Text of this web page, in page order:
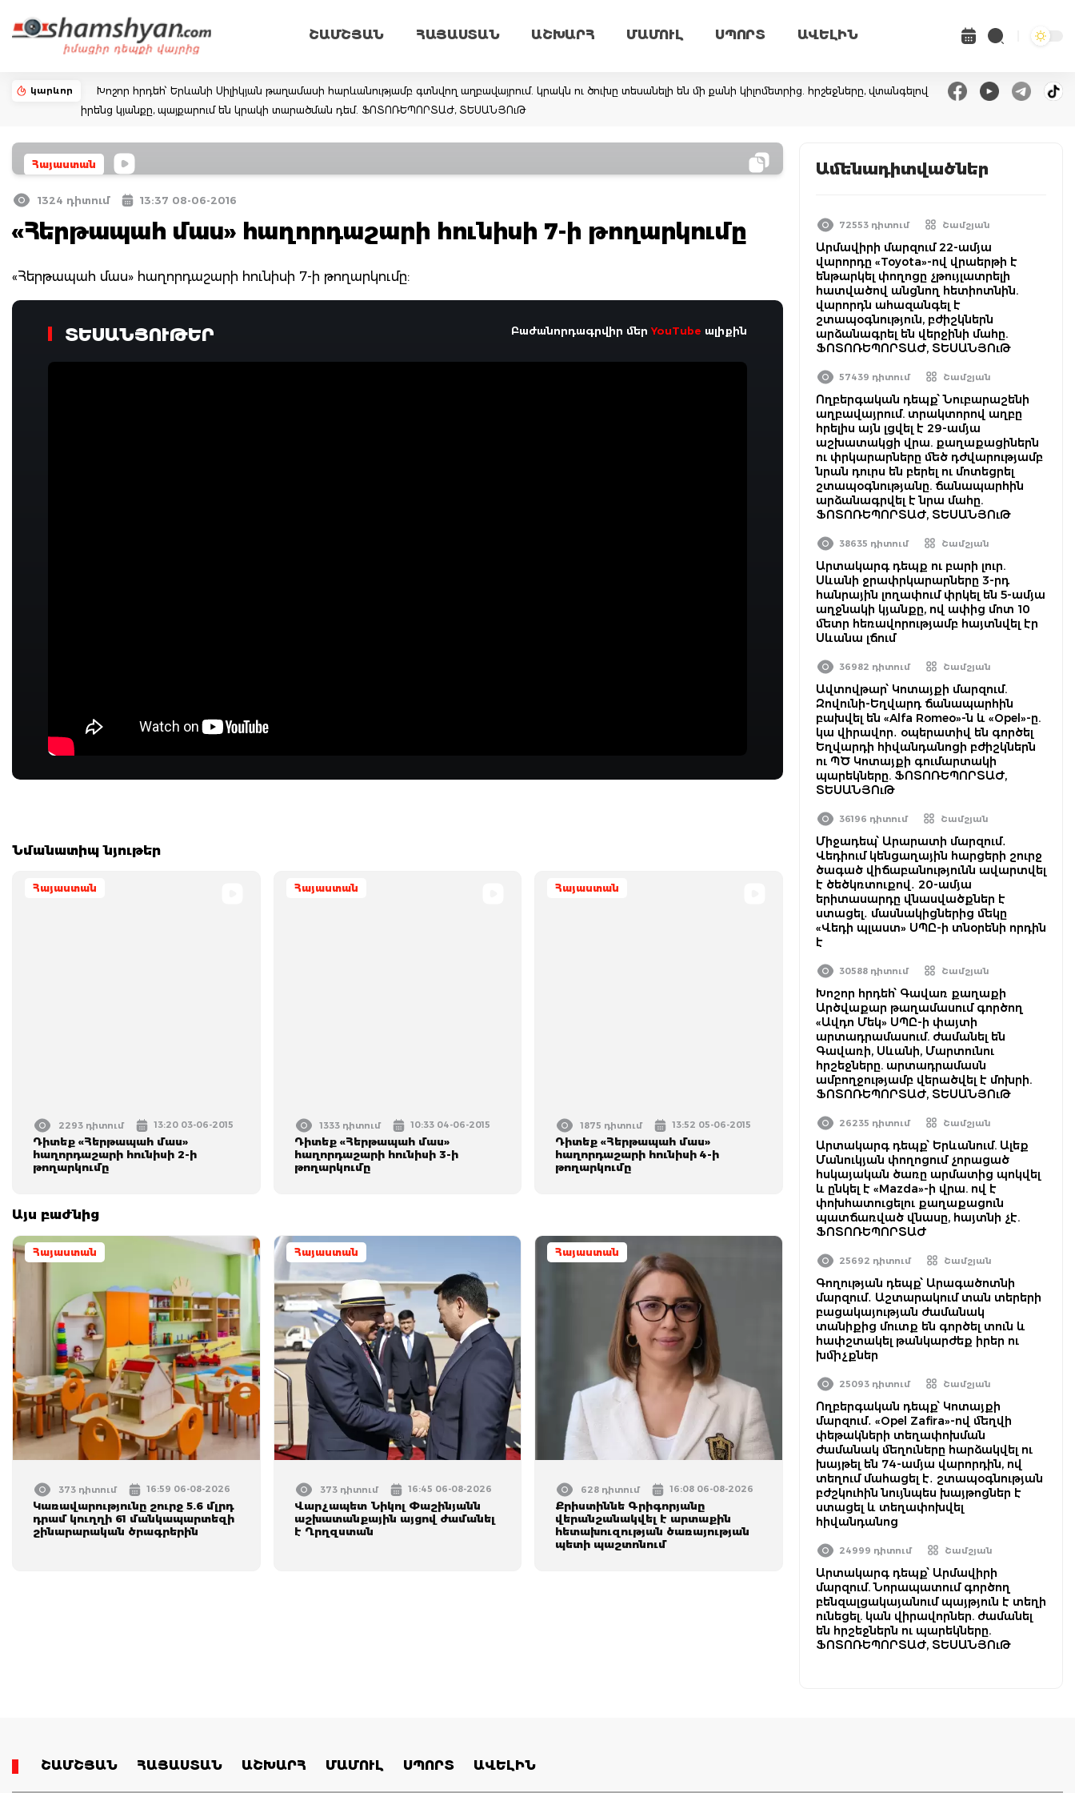
ՇԱՄՇՅԱՆ ՀԱՅԱՍՏԱՆ ԱՇԽԱՐՀ ՄԱՄՈՒԼ ՍՊՈՐՏ ԱՎԵԼԻՆ
կարևոր
Խոշոր հրդեհ՝ Երևանի Սիլիկյան թաղամասի հարևանությամբ գտնվող աղբավայրում. կրակն ու ծուխը տեսանելի են մի քանի կիլոմետրից. հրշեջները, վտանգելով
իրենց կյանքը, պայքարում են կրակի տարածման դեմ. ՖՈՏՈՌԵՊՈՐՏԱԺ, ՏԵՍԱՆՅՈւԹ
Հայաստան
1324 դիտում 13:37 08-06-2016
«Հերթապահ մաս» հաղորդաշարի հունիսի 7-ի թողարկումը
«Հերթապահ մաս» հաղորդաշարի հունիսի 7-ի թողարկումը:
ՏԵՍԱՆՅՈՒԹԵՐ Բաժանորդագրվիր մերYouTube ալիքին
Նմանատիպ նյութեր
Հայաստան
2293 դիտում 13:20 03-06-2015
Դիտեք «Հերթապահ մաս»
հաղորդաշարի հունիսի 2-ի
թողարկումը
Հայաստան
1333 դիտում 10:33 04-06-2015
Դիտեք «Հերթապահ մաս»
հաղորդաշարի հունիսի 3-ի
թողարկումը
Հայաստան
1875 դիտում 13:52 05-06-2015
Դիտեք «Հերթապահ մաս»
հաղորդաշարի հունիսի 4-ի
թողարկումը
Այս բաժնից
Հայաստան
373 դիտում 16:59 06-08-2026
Կառավարությունը շուրջ 5.6 մլրդ
դրամ կուղղի 61 մանկապարտեզի
շինարարական ծրագրերին
Հայաստան
373 դիտում 16:45 06-08-2026
Վարչապետ Նիկոլ Փաշինյանն
աշխատանքային այցով ժամանել
է Ղրղզստան
Հայաստան
628 դիտում 16:08 06-08-2026
Քրիստիննե Գրիգորյանը
վերանշանակվել է արտաքին
հետախուզության ծառայության
պետի պաշտոնում
Ամենադիտվածներ
72553 դիտում Շամշյան
Արմավիրի մարզում 22-ամյա
վարորդը «Toyota»-ով վրաերթի է
ենթարկել փողոցը չթույլատրելի
հատվածով անցնող հետիոտնին.
վարորդն ահազանգել է
շտապօգնություն, բժիշկներն
արձանագրել են վերջինի մահը.
ՖՈՏՈՌԵՊՈՐՏԱԺ, ՏԵՍԱՆՅՈւԹ
57439 դիտում Շամշյան
Ողբերգական դեպք՝ Նուբարաշենի
աղբավայրում. տրակտորով աղբը
հրելիս այն լցվել է 29-ամյա
աշխատակցի վրա. քաղաքացիներն
ու փրկարարները մեծ դժվարությամբ
նրան դուրս են բերել ու մոտեցրել
շտապօգնությանը. ճանապարհին
արձանագրվել է նրա մահը.
ՖՈՏՈՌԵՊՈՐՏԱԺ, ՏԵՍԱՆՅՈւԹ
38635 դիտում Շամշյան
Արտակարգ դեպք ու բարի լուր.
Սևանի ջրափրկարարները 3-րդ
հանրային լողափում փրկել են 5-ամյա
աղջնակի կյանքը, ով ափից մոտ 10
մետր հեռավորությամբ հայտնվել էր
Սևանա լճում
36982 դիտում Շամշյան
Ավտովթար՝ Կոտայքի մարզում.
Զովունի-Եղվարդ ճանապարհին
բախվել են «Alfa Romeo»-ն և «Opel»-ը.
կա վիրավոր․ օպերատիվ են գործել
Եղվարդի հիվանդանոցի բժիշկներն
ու ՊԾ Կոտայքի գումարտակի
պարեկները. ՖՈՏՈՌԵՊՈՐՏԱԺ,
ՏԵՍԱՆՅՈւԹ
36196 դիտում Շամշյան
Միջադեպ՝ Արարատի մարզում․
Վեդիում կենցաղային հարցերի շուրջ
ծագած վիճաբանությունն ավարտվել
է ծեծկռտուքով․ 20-ամյա
երիտասարդը վնասվածքներ է
ստացել․ մասնակիցներից մեկը
«Վեդի պլաստ» ՍՊԸ-ի տնօրենի որդին
է
30588 դիտում Շամշյան
Խոշոր հրդեհ՝ Գավառ քաղաքի
Արծվաքար թաղամասում գործող
«Ավդո Մեկ» ՍՊԸ-ի փայտի
արտադրամասում. ժամանել են
Գավառի, Սևանի, Մարտունու
հրշեջները. արտադրամասն
ամբողջությամբ վերածվել է մոխրի.
ՖՈՏՈՌԵՊՈՐՏԱԺ, ՏԵՍԱՆՅՈւԹ
26235 դիտում Շամշյան
Արտակարգ դեպք՝ Երևանում. Ալեք
Մանուկյան փողոցում չորացած
հսկայական ծառը արմատից պոկվել
և ընկել է «Mazda»-ի վրա. ով է
փոխհատուցելու քաղաքացուն
պատճառված վնասը, հայտնի չէ.
ՖՈՏՈՌԵՊՈՐՏԱԺ
25692 դիտում Շամշյան
Գողության դեպք՝ Արագածոտնի
մարզում․ Աշտարակում տան տերերի
բացակայության ժամանակ
տանիքից մուտք են գործել տուն և
հափշտակել թանկարժեք իրեր ու
խմիչքներ
25093 դիտում Շամշյան
Ողբերգական դեպք՝ Կոտայքի
մարզում․ «Opel Zafira»-ով մեղվի
փեթակների տեղափոխման
ժամանակ մեղուները հարձակվել ու
խայթել են 74-ամյա վարորդին, ով
տեղում մահացել է․ շտապօգնության
բժշկուհին նույնպես խայթոցներ է
ստացել և տեղափոխվել
հիվանդանոց
24999 դիտում Շամշյան
Արտակարգ դեպք՝ Արմավիրի
մարզում. Նորապատում գործող
բենզալցակայանում պայթյուն է տեղի
ունեցել. կան վիրավորներ. ժամանել
են հրշեջներն ու պարեկները.
ՖՈՏՈՌԵՊՈՐՏԱԺ, ՏԵՍԱՆՅՈւԹ
ՇԱՄՇՅԱՆ ՀԱՅԱՍՏԱՆ ԱՇԽԱՐՀ ՄԱՄՈՒԼ ՍՊՈՐՏ ԱՎԵԼԻՆ